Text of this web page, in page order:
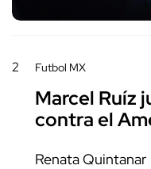
2 Futbol MX
Marcel Ruíz
contra el
Renata Quintanar